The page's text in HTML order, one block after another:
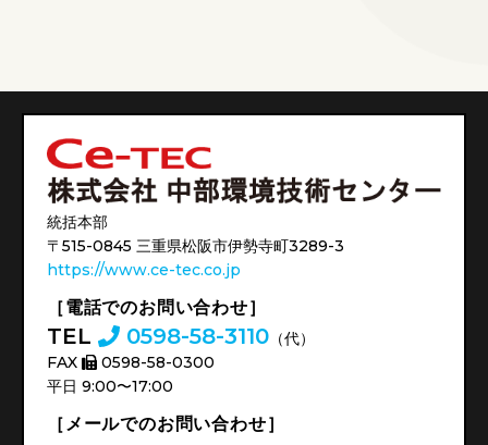
統括本部
〒515-0845 三重県松阪市伊勢寺町3289-3
https://www.ce-tec.co.jp
［電話でのお問い合わせ］
TEL 0598-58-3110 （代）
FAX
0598-58-0300
平日 9:00〜17:00
［メールでのお問い合わせ］